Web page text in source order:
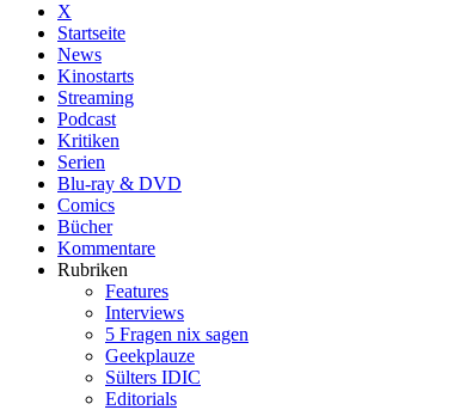
X
Startseite
News
Kinostarts
Streaming
Podcast
Kritiken
Serien
Blu-ray & DVD
Comics
Bücher
Kommentare
Rubriken
Features
Interviews
5 Fragen nix sagen
Geekplauze
Sülters IDIC
Editorials